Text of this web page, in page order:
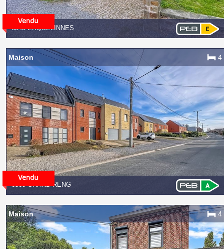
6543 ERQUELINNES
6560 GRAND-RENG
Maison 4
Maison 4